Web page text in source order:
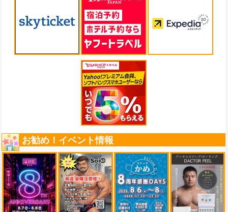
お勧め！イベント情報